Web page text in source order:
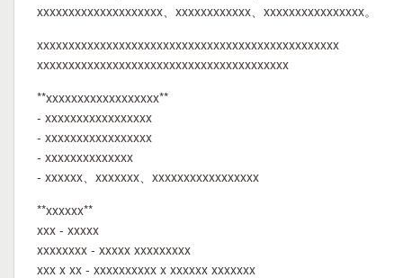
xxxxxxxxxxxxxxxxxxxx、xxxxxxxxxxxx、xxxxxxxxxxxxxxxx。
xxxxxxxxxxxxxxxxxxxxxxxxxxxxxxxxxxxxxxxxxxxxxxxx
xxxxxxxxxxxxxxxxxxxxxxxxxxxxxxxxxxxxxxxx
**xxxxxxxxxxxxxxxxxx**
- xxxxxxxxxxxxxxxxx
- xxxxxxxxxxxxxxxxx
- xxxxxxxxxxxxxx
- xxxxxx、xxxxxxx、xxxxxxxxxxxxxxxxx
**xxxxxx**
xxx - xxxxx
xxxxxxxx - xxxxx xxxxxxxxx
xxx x xx - xxxxxxxxxx x xxxxxx xxxxxxx